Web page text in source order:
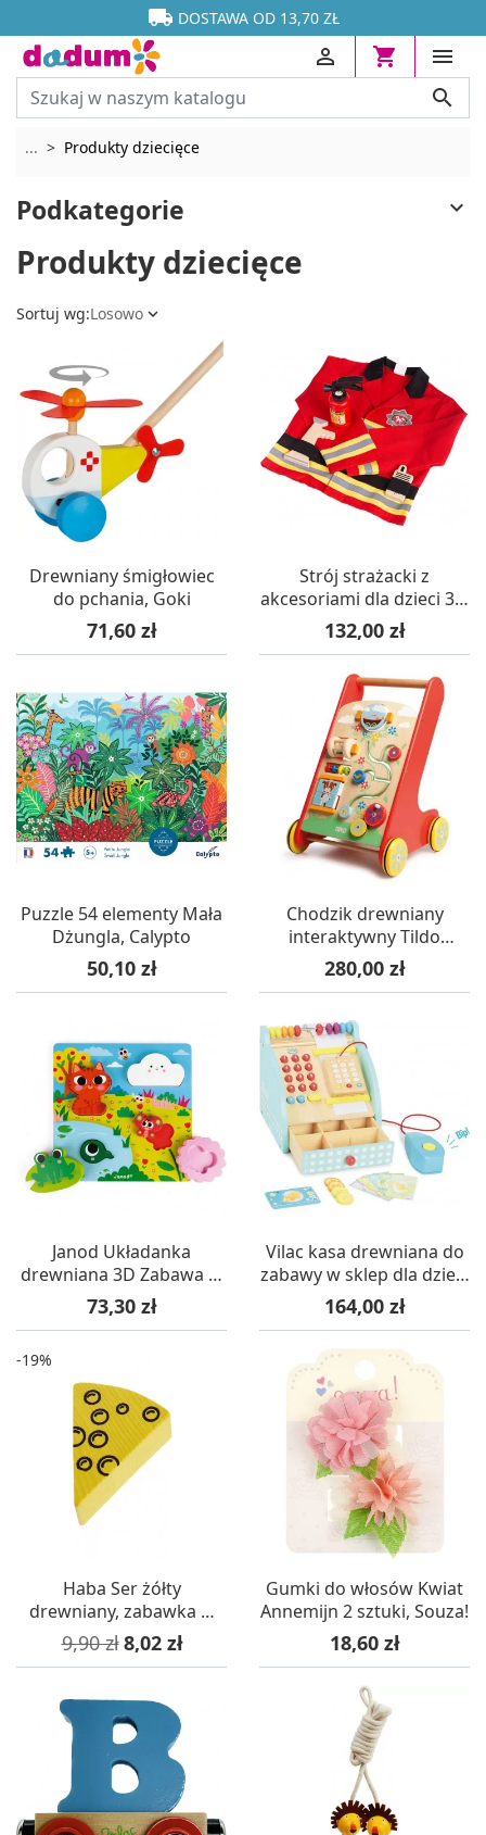

 DOSTAWA OD 13,70 ZŁ






... Rozwiń breadcrumbs
Produkty dziecięce
Podkategorie 
Produkty dziecięce
Sortuj wg:Losowo 
Drewniany śmigłowiec
do pchania, Goki
Cena
71,60 zł
Strój strażacki z
akcesoriami dla dzieci 3-5
lat, BigJigs
Cena
132,00 zł
Puzzle 54 elementy Mała
Dżungla, Calypto
Cena
50,10 zł
Chodzik drewniany
interaktywny Tildo
+12mc, BigJigs
Cena
280,00 zł
Janod Układanka
drewniana 3D Zabawa w
chowanego Natura +18m
Cena
73,30 zł
Vilac kasa drewniana do
zabawy w sklep dla dzieci
+3
Cena
164,00 zł
Haba Ser żółty
drewniany, zabawka w
sklep i gotowanie
Cena podstawowa
9,90 zł Cena
8,02 zł
-19%
Gumki do włosów Kwiat
Annemijn 2 sztuki, Souza!
Cena
18,60 zł